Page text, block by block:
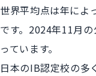
世界平均点は年によ
です。2024年11月
っています。
日本のIB認定校の多